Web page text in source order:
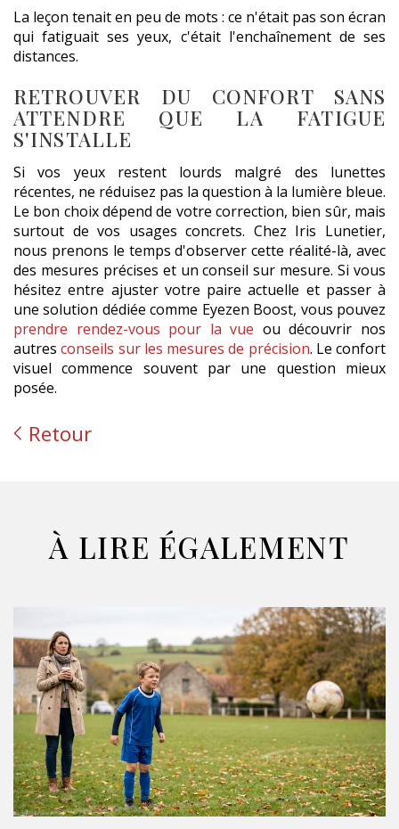
La leçon tenait en peu de mots : ce n'était pas son écran
qui fatiguait ses yeux, c'était l'enchaînement de ses
distances.
RETROUVER DU CONFORT SANS
ATTENDRE QUE LA FATIGUE
S'INSTALLE
Si vos yeux restent lourds malgré des lunettes
récentes, ne réduisez pas la question à la lumière bleue.
Le bon choix dépend de votre correction, bien sûr, mais
surtout de vos usages concrets. Chez Iris Lunetier,
nous prenons le temps d'observer cette réalité-là, avec
des mesures précises et un conseil sur mesure. Si vous
hésitez entre ajuster votre paire actuelle et passer à
une solution dédiée comme Eyezen Boost, vous pouvez
prendre rendez-vous pour la vue ou découvrir nos
autresconseils sur les mesures de précision. Le confort
visuel commence souvent par une question mieux
posée.
Retour
À LIRE ÉGALEMENT